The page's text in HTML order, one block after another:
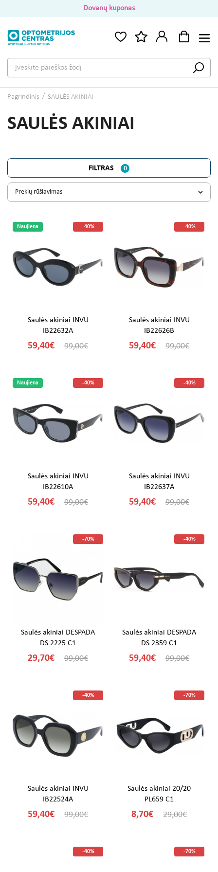
Dovanų kuponas
Pagrindinis SAULĖS AKINIAI
SAULĖS AKINIAI
FILTRAS 0
Naujiena -40%
Saulės akiniai INVU
IB22632A
59,40€ 99,00€
-40%
Saulės akiniai INVU
IB22626B
59,40€ 99,00€
Naujiena -40%
Saulės akiniai INVU
IB22610A
59,40€ 99,00€
-40%
Saulės akiniai INVU
IB22637A
59,40€ 99,00€
-70%
Saulės akiniai DESPADA
DS 2225 C1
29,70€ 99,00€
-40%
Saulės akiniai DESPADA
DS 2359 C1
59,40€ 99,00€
-40%
Saulės akiniai INVU
IB22524A
59,40€ 99,00€
-70%
Saulės akiniai 20/20
PL659 C1
8,70€ 29,00€
-40% -70%